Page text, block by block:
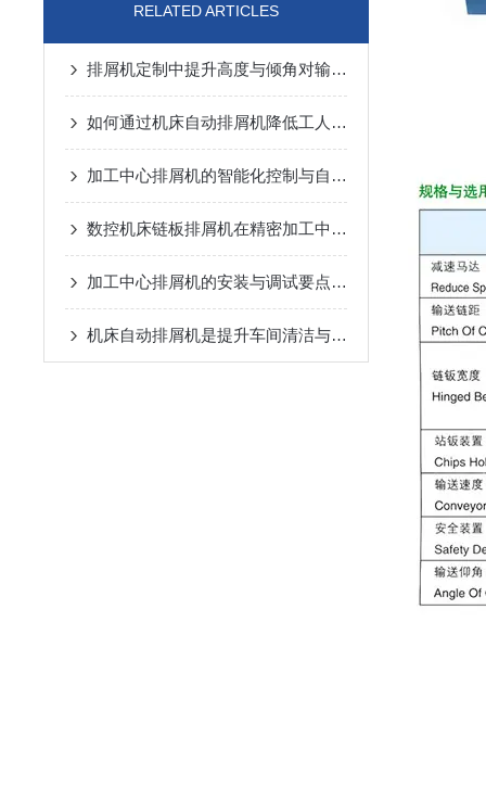
RELATED ARTICLES
排屑机定制中提升高度与倾角对输送能力的动力学分析
如何通过机床自动排屑机降低工人劳动强度？
加工中心排屑机的智能化控制与自动化优势
数控机床链板排屑机在精密加工中的应用优势说明
加工中心排屑机的安装与调试要点说明
机床自动排屑机是提升车间清洁与效率的设备